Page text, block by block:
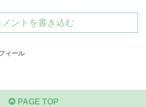
メントを書き込む
ィール
PAGE TOP